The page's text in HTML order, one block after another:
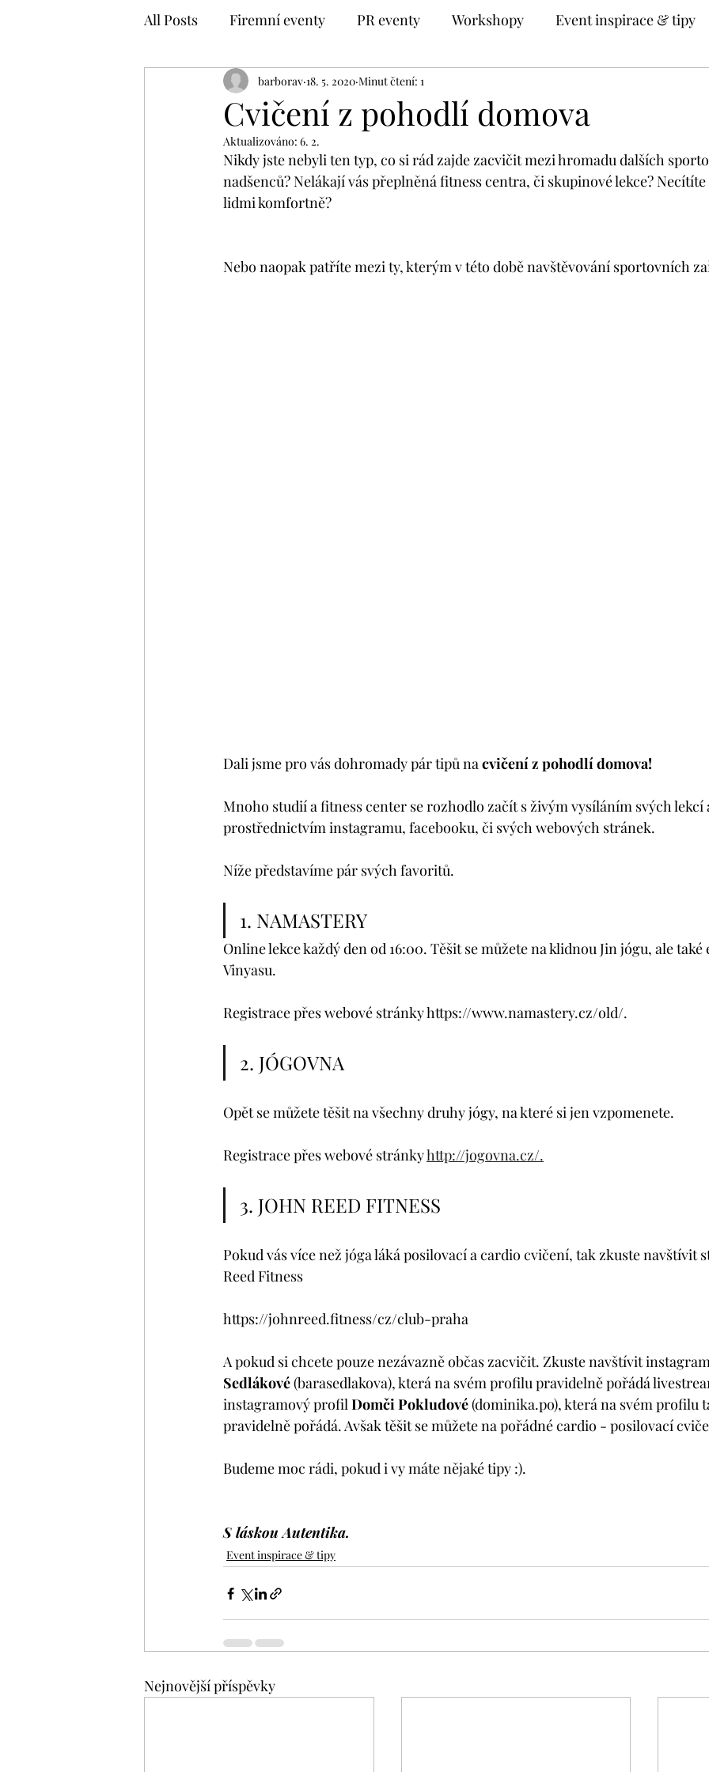
All Posts Firemní eventy PR eventy Workshopy Event inspirace & tipy
Cvičení z pohodlí domova
barborav 18. 5. 2020 Minut čtení: 1
Aktualizováno: 6. 2.
Nikdy jste nebyli ten typ, co si rád zajde zacvičit mezi hromadu dalších
nadšenců? Nelákají vás přeplněná fitness centra, či skupinové lekce?
lidmi komfortně?
Nebo naopak patříte mezi ty, kterým v této době navštěvování sportovních
Dali jsme pro vás dohromady pár tipů na cvičení z pohodlí domova!
Mnoho studií a fitness center se rozhodlo začít s živým vysíláním svých lekcí
prostřednictvím instagramu, facebooku, či svých webových stránek.
Níže představíme pár svých favoritů.
1. NAMASTERY
Online lekce každý den od 16:00. Těšit se můžete na klidnou Jin jógu, ale
Vinyasu.
Registrace přes webové stránky https://www.namastery.cz/old/.
2. JÓGOVNA
Opět se můžete těšit na všechny druhy jógy, na které si jen vzpomenete.
Registrace přes webové stránky http://jogovna.cz/.
3. JOHN REED FITNESS
Pokud vás více než jóga láká posilovací a cardio cvičení, tak zkuste navštívit
Reed Fitness
https://johnreed.fitness/cz/club-praha
A pokud si chcete pouze nezávazně občas zacvičit. Zkuste navštívit
Sedlákové (barasedlakova), která na svém profilu pravidelně pořádá
instagramový profil Domči Pokludové (dominika.po), která na svém profilu
pravidelně pořádá. Avšak těšit se můžete na pořádné cardio - posilovací
Budeme moc rádi, pokud i vy máte nějaké tipy :).
S láskou Autentika.
Event inspirace & tipy
Nejnovější příspěvky